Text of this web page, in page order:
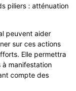
piliers : atténuation
peuvent aider
sur ces actions
Elle permettra
à manifestation
compte des